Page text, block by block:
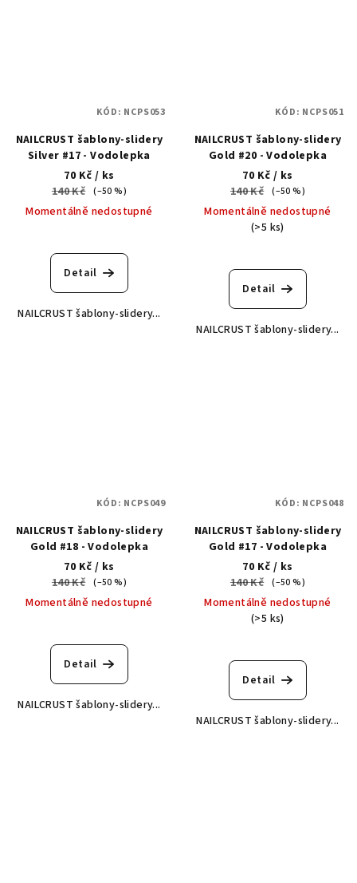
NAILCRUST šablony-slidery
Silver #17 - Vodolepka
70 Kč / ks
140 Kč (–50 %)
Momentálně nedostupné
Detail
NAILCRUST šablony-slidery...
KÓD: NCPS053
NAILCRUST šablony-slidery
Gold #20 - Vodolepka
70 Kč / ks
140 Kč (–50 %)
Momentálně nedostupné
(>5 ks)
Detail
NAILCRUST šablony-slidery...
KÓD: NCPS051
NAILCRUST šablony-slidery
Gold #18 - Vodolepka
70 Kč / ks
140 Kč (–50 %)
Momentálně nedostupné
Detail
NAILCRUST šablony-slidery...
KÓD: NCPS049
NAILCRUST šablony-slidery
Gold #17 - Vodolepka
70 Kč / ks
140 Kč (–50 %)
Momentálně nedostupné
(>5 ks)
Detail
NAILCRUST šablony-slidery...
KÓD: NCPS048